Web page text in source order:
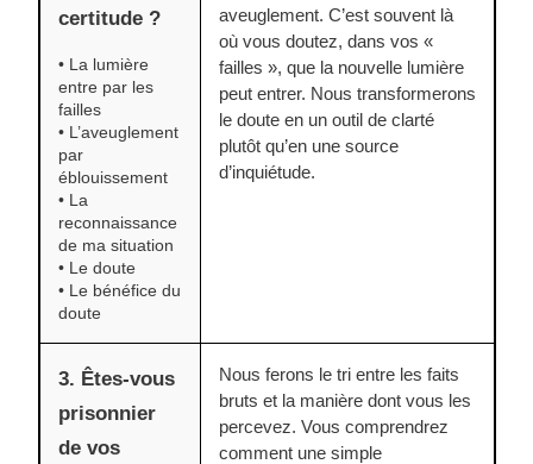
certitude ?
• La lumière
entre par les
failles
• L’aveuglement
par
éblouissement
• La
reconnaissance
de ma situation
• Le doute
• Le bénéfice du
doute
aveuglement. C’est souvent là
où vous doutez, dans vos «
failles », que la nouvelle lumière
peut entrer. Nous transformerons
le doute en un outil de clarté
plutôt qu’en une source
d’inquiétude.
3. Êtes-vous
prisonnier
de vos
Nous ferons le tri entre les faits
bruts et la manière dont vous les
percevez. Vous comprendrez
comment une simple